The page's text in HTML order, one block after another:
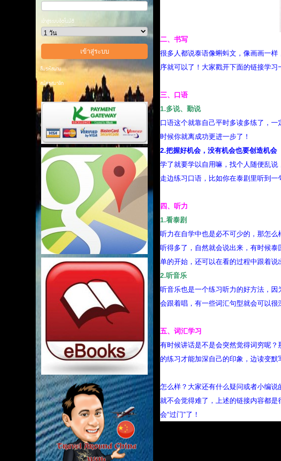
เข้าสู่ระบบอัตโนมัติ
ลืมรหัสผ่าน
สมัครสมาชิก
二、书写
很多人都说泰语像蝌蚪文，像画画一
序就可以了！大家戳开下面的链接学习
三、口语
1.多说、勤说
口语这个就靠自己平时多读多练了，
时候你就离成功更进一步了！
2.把握好机会，没有机会也要创造机会
学了就要学以自用嘛，找个人随便乱
走边练习口语，比如你在泰剧里听到一
四、听力
1.看泰剧
听力在自学中也是必不可少的，那怎
听得多了，自然就会说出来，有时候
单的开始，还可以在看的过程中跟着说
2.听音乐
听音乐也是一个练习听力的好方法，
会跟着唱，有一些词汇句型就会可以很
五、词汇学习
有时候讲话是不是会突然觉得词穷呢
的练习才能加深自己的印象，边读变默
怎么样？大家还有什么疑问或者小编
就不会觉得难了，上述的链接内容都
会“过门”了！